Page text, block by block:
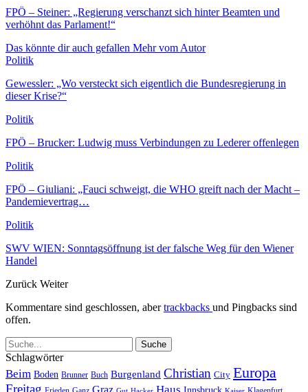
FPÖ – Steiner: „Regierung verschanzt sich hinter Beamten und
verhöhnt das Parlament!“
Das könnte dir auch gefallen Mehr vom Autor
Politik
Gewessler: „Wo versteckt sich eigentlich die Bundesregierung in
dieser Krise?“
Politik
FPÖ – Brucker: Ludwig muss Verbindungen zu Lederer offenlegen
Politik
FPÖ – Giuliani: „Fauci schweigt, die WHO greift nach der Macht –
Pandemievertrag…
Politik
SWV WIEN: Sonntagsöffnung ist der falsche Weg für den Wiener
Handel
Zurück Weiter
Kommentare sind geschlossen, abertrackbacks und Pingbacks sind
offen.
Schlagwörter
Beim Boden Brunner Buch Burgenland Christian City Europa
Freitag Graz